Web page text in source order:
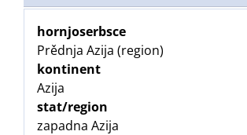
hornjoserbsce
Prědnja Azija (region)
kontinent
Azija
stat/region
zapadna Azija